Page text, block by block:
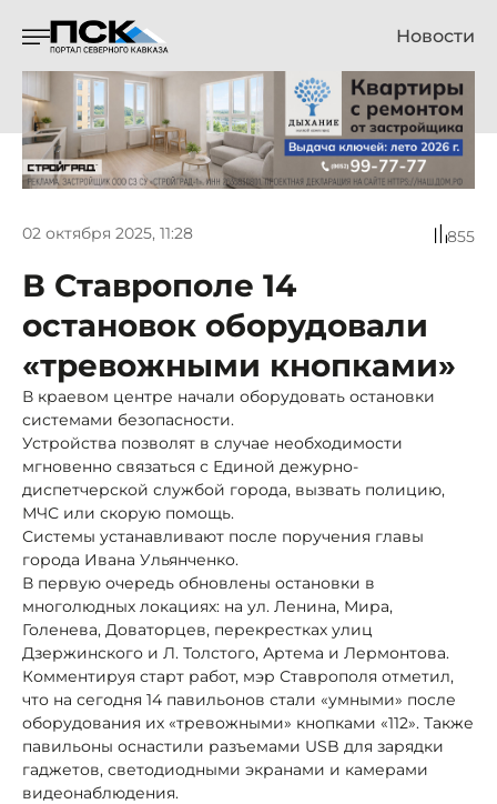
Новости
02 октября 2025, 11:28 855
В Ставрополе 14
остановок оборудовали
«тревожными кнопками»
В краевом центре начали оборудовать остановки
системами безопасности.
Устройства позволят в случае необходимости
мгновенно связаться с Единой дежурно-
диспетчерской службой города, вызвать полицию,
МЧС или скорую помощь.
Системы устанавливают после поручения главы
города Ивана Ульянченко.
В первую очередь обновлены остановки в
многолюдных локациях: на ул. Ленина, Мира,
Голенева, Доваторцев, перекрестках улиц
Дзержинского и Л. Толстого, Артема и Лермонтова.
Комментируя старт работ, мэр Ставрополя отметил,
что на сегодня 14 павильонов стали «умными» после
оборудования их «тревожными» кнопками «112». Также
павильоны оснастили разъемами USB для зарядки
гаджетов, светодиодными экранами и камерами
видеонаблюдения.